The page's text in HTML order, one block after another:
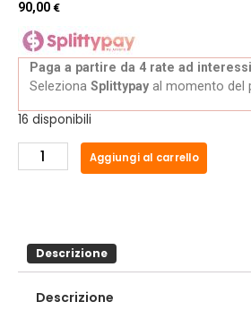
90,00€
Paga a partire da 4 rate ad
Seleziona Splittypay al momento del
16 disponibili
Aggiungi al carrello
Descrizione
Descrizione